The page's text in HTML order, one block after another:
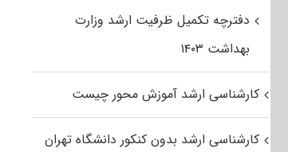
دفترچه تکمیل ظرفیت ارشد وزارت
بهداشت ۱۴۰۳
کارشناسی ارشد آموزش محور چیست
کارشناسی ارشد بدون کنکور دانشگاه تهران